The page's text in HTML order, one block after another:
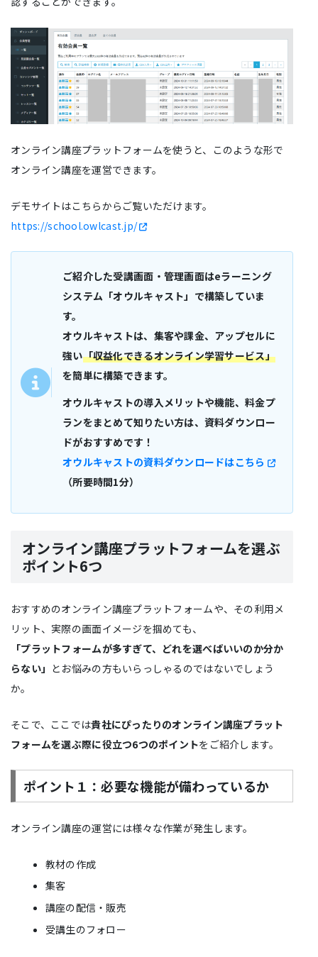
オンライン講座プラットフォームを使うと、このような形で
オンライン講座を運営できます。
デモサイトはこちらからご覧いただけます。
https://school.owlcast.jp/
ご紹介した受講画面・管理画面はeラーニング
システム「オウルキャスト」で構築していま
す。
オウルキャストは、集客や課金、アップセルに
強い「収益化できるオンライン学習サービス」
を簡単に構築できます。
オウルキャストの導入メリットや機能、料金プ
ランをまとめて知りたい方は、資料ダウンロー
ドがおすすめです！
オウルキャストの資料ダウンロードはこちら
（所要時間1分）
オンライン講座プラットフォームを選ぶ
ポイント6つ
おすすめのオンライン講座プラットフォームや、その利用メ
リット、実際の画面イメージを掴めても、
「プラットフォームが多すぎて、どれを選べばいいのか分か
らない」 とお悩みの方もいらっしゃるのではないでしょう
か。
そこで、ここでは貴社にぴったりのオンライン講座プラット
フォームを選ぶ際に役立つ6つのポイントをご紹介します。
ポイント１：必要な機能が備わっているか
オンライン講座の運営には様々な作業が発生します。
教材の作成
集客
講座の配信・販売
受講生のフォロー